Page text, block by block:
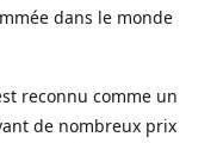
dans le monde
reconnu comme un
de nombreux prix